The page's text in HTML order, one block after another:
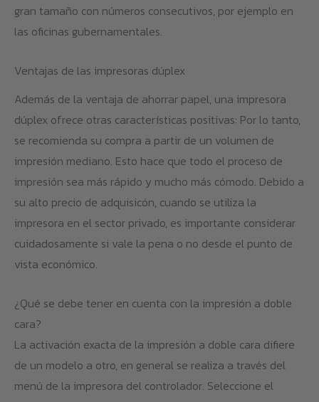
gran tamaño con números consecutivos, por ejemplo en
las oficinas gubernamentales.
Ventajas de las impresoras dúplex
Además de la ventaja de ahorrar papel, una impresora
dúplex ofrece otras características positivas: Por lo tanto,
se recomienda su compra a partir de un volumen de
impresión mediano. Esto hace que todo el proceso de
impresión sea más rápido y mucho más cómodo. Debido a
su alto precio de adquisicón, cuando se utiliza la
impresora en el sector privado, es importante considerar
cuidadosamente si vale la pena o no desde el punto de
vista económico.
¿Qué se debe tener en cuenta con la impresión a doble
cara?
La activación exacta de la impresión a doble cara difiere
de un modelo a otro, en general se realiza a través del
menú de la impresora del controlador. Seleccione el